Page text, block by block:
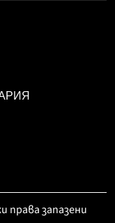
права запазени